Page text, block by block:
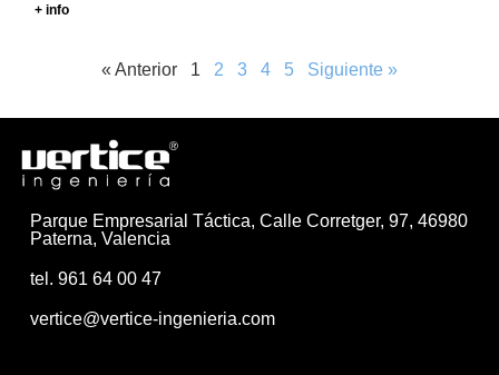
+ info
« Anterior 1 2 3 4 5 Siguiente »
Parque Empresarial Táctica, Calle Corretger, 97, 46980
Paterna, Valencia
tel. 961 64 00 47
vertice@vertice-ingenieria.com